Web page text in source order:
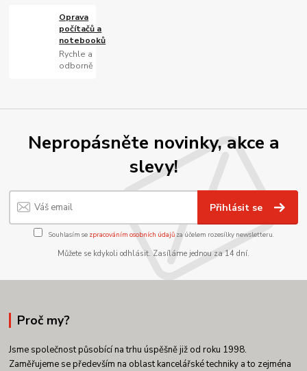
Oprava
počítačů a
notebooků
Rychle a
odborně
Nepropásněte novinky, akce a
slevy!
Přihlásit se
Souhlasím se zpracováním osobních údajůza účelem rozesílky newsletteru.
Můžete se kdykoli odhlásit. Zasíláme jednou za 14 dní.
Proč my?
Jsme společnost působící na trhu úspěšně již od roku 1998.
Zaměřujeme se především na oblast kancelářské techniky a to zejména